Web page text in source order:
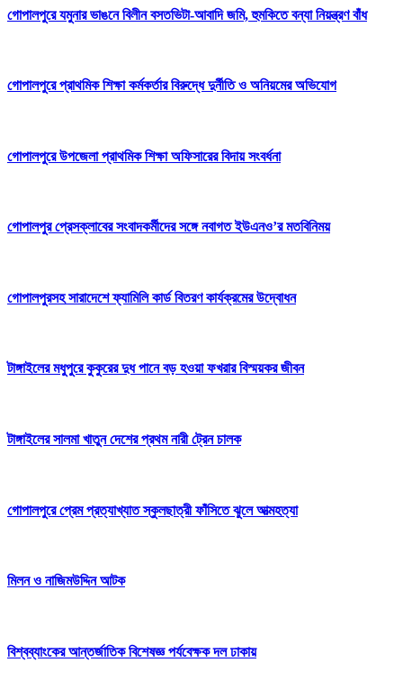
গোপালপুরে যমুনার ভাঙনে বিলীন বসতভিটা-আবাদি জমি, হুমকিতে বন্যা নিয়ন্ত্রণ বাঁধ
গোপালপুরে প্রাথমিক শিক্ষা কর্মকর্তার বিরুদ্ধে দুর্নীতি ও অনিয়মের অভিযোগ
গোপালপুরে উপজেলা প্রাথমিক শিক্ষা অফিসারের বিদায় সংবর্ধনা
গোপালপুর প্রেসক্লাবের সংবাদকর্মীদের সঙ্গে নবাগত ইউএনও’র মতবিনিময়
গোপালপুরসহ সারাদেশে ফ্যামিলি কার্ড বিতরণ কার্যক্রমের উদ্বোধন
টাঙ্গাইলের মধুপুরে কুকুরের দুধ পানে বড় হওয়া ফখরার বিস্ময়কর জীবন
টাঙ্গাইলের সালমা খাতুন দেশের প্রথম নারী ট্রেন চালক
গোপালপুরে প্রেম প্রত্যাখ্যাত স্কুলছাত্রী ফাঁসিতে ঝুলে আত্মহত্যা
মিলন ও নাজিমউদ্দিন আটক
বিশ্বব্যাংকের আন্তর্জাতিক বিশেষজ্ঞ পর্যবেক্ষক দল ঢাকায়